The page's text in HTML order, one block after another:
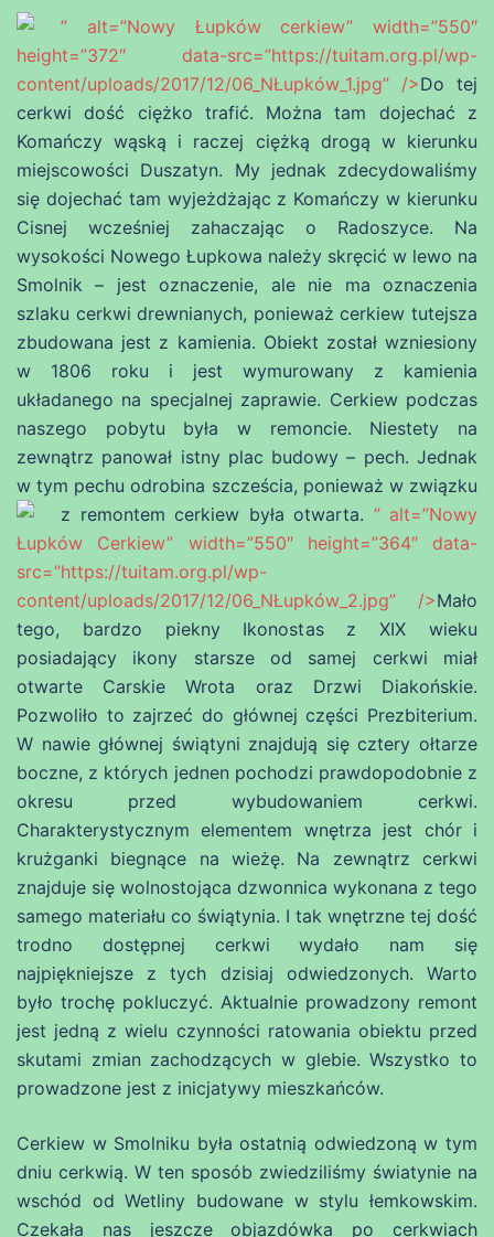
” alt=”Nowy Łupków cerkiew” width=”550″
height=”372″ data-src=”https://tuitam.org.pl/wp-
content/uploads/2017/12/06_NŁupków_1.jpg” />Do tej
cerkwi dość ciężko trafić. Można tam dojechać z
Komańczy wąską i raczej ciężką drogą w kierunku
miejscowości Duszatyn. My jednak zdecydowaliśmy
się dojechać tam wyjeżdżając z Komańczy w kierunku
Cisnej wcześniej zahaczając o Radoszyce. Na
wysokości Nowego Łupkowa należy skręcić w lewo na
Smolnik – jest oznaczenie, ale nie ma oznaczenia
szlaku cerkwi drewnianych, ponieważ cerkiew tutejsza
zbudowana jest z kamienia. Obiekt został wzniesiony
w 1806 roku i jest wymurowany z kamienia
układanego na specjalnej zaprawie. Cerkiew podczas
naszego pobytu była w remoncie. Niestety na
zewnątrz panował istny plac budowy – pech. Jednak
w tym pechu odrobina szcześcia, ponieważ w związku
z remontem cerkiew była otwarta. ” alt=”Nowy
Łupków Cerkiew” width=”550″ height=”364″ data-
src=”https://tuitam.org.pl/wp-
content/uploads/2017/12/06_NŁupków_2.jpg” />Mało
tego, bardzo piekny Ikonostas z XIX wieku
posiadający ikony starsze od samej cerkwi miał
otwarte Carskie Wrota oraz Drzwi Diakońskie.
Pozwoliło to zajrzeć do głównej części Prezbiterium.
W nawie głównej świątyni znajdują się cztery ołtarze
boczne, z których jednen pochodzi prawdopodobnie z
okresu przed wybudowaniem cerkwi.
Charakterystycznym elementem wnętrza jest chór i
krużganki biegnące na wieżę. Na zewnątrz cerkwi
znajduje się wolnostojąca dzwonnica wykonana z tego
samego materiału co świątynia. I tak wnętrzne tej dość
trodno dostępnej cerkwi wydało nam się
najpiękniejsze z tych dzisiaj odwiedzonych. Warto
było trochę pokluczyć. Aktualnie prowadzony remont
jest jedną z wielu czynności ratowania obiektu przed
skutami zmian zachodzących w glebie. Wszystko to
prowadzone jest z inicjatywy mieszkańców.
Cerkiew w Smolniku była ostatnią odwiedzoną w tym
dniu cerkwią. W ten sposób zwiedziliśmy światynie na
wschód od Wetliny budowane w stylu łemkowskim.
Czekała nas jeszcze objazdówka po cerkwiach